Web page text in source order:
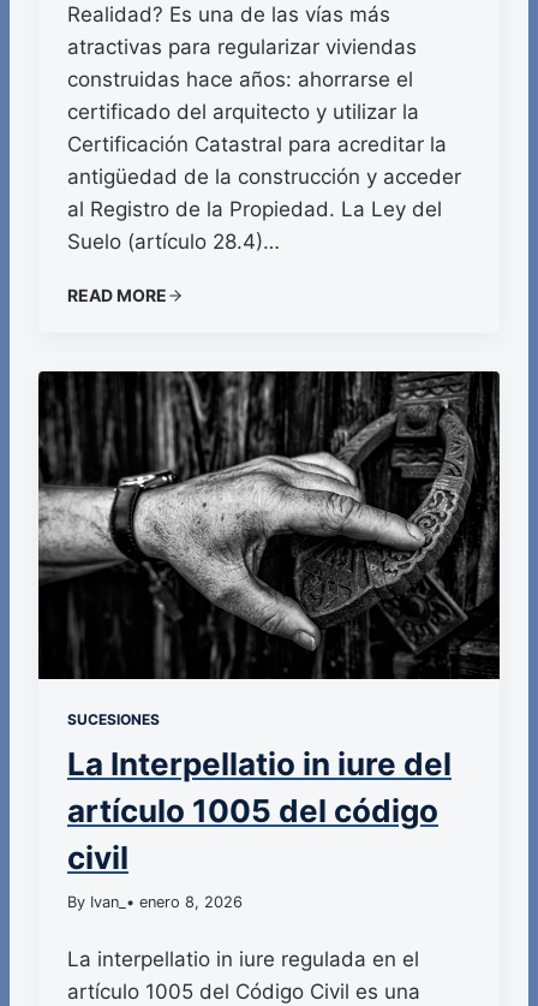
Realidad? Es una de las vías más
atractivas para regularizar viviendas
construidas hace años: ahorrarse el
certificado del arquitecto y utilizar la
Certificación Catastral para acreditar la
antigüedad de la construcción y acceder
al Registro de la Propiedad. La Ley del
Suelo (artículo 28.4)…
READ MORE
SUCESIONES
La Interpellatio in iure del
artículo 1005 del código
civil
By Ivan_ • enero 8, 2026
La interpellatio in iure regulada en el
artículo 1005 del Código Civil es una